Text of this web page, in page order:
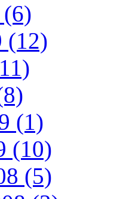
(12)
(1)
(10)
(5)